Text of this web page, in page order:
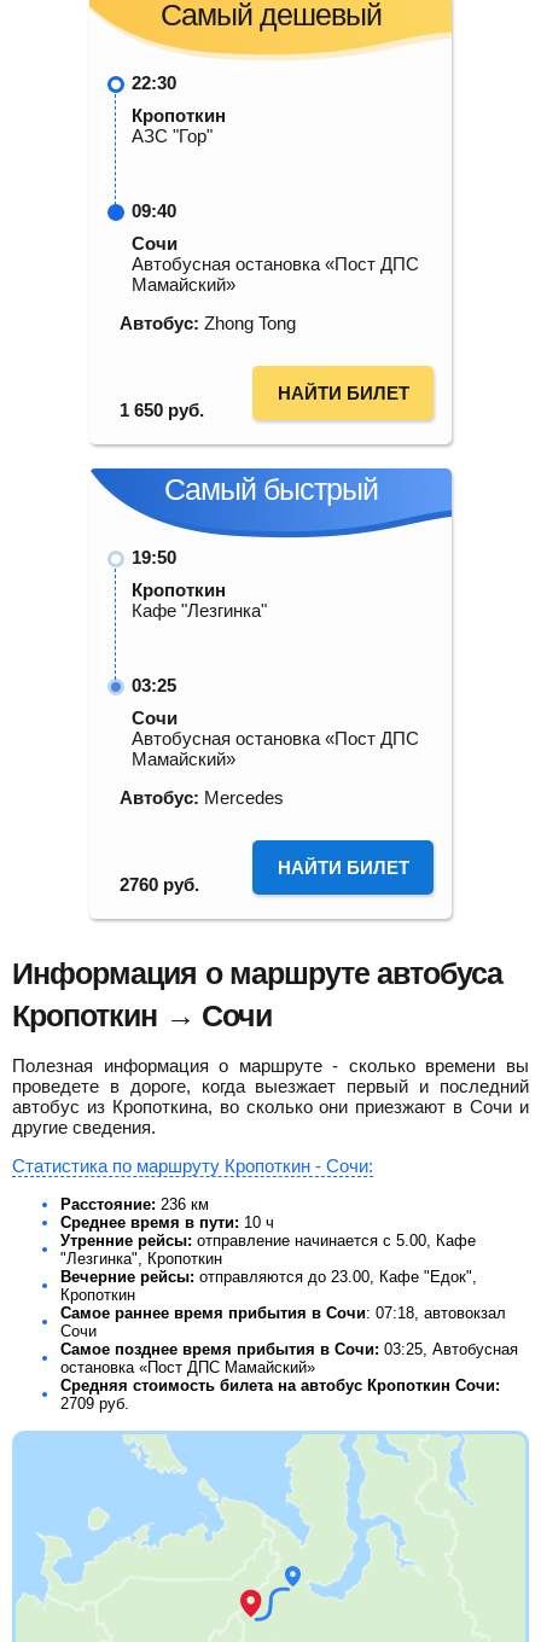
Самый дешевый
22:30
Кропоткин
АЗС "Гор"
09:40
Сочи
Автобусная остановка «Пост ДПС
Мамайский»
Автобус: Zhong Tong
1 650 руб.
НАЙТИ БИЛЕТ
Самый быстрый
19:50
Кропоткин
Кафе "Лезгинка"
03:25
Сочи
Автобусная остановка «Пост ДПС
Мамайский»
Автобус: Mercedes
2760 руб.
НАЙТИ БИЛЕТ
Информация о маршруте автобуса
Кропоткин → Сочи
Полезная информация о маршруте - сколько времени вы
проведете в дороге, когда выезжает первый и последний
автобус из Кропоткина, во сколько они приезжают в Сочи и
другие сведения.
Статистика по маршруту Кропоткин - Сочи:
Расстояние: 236 км
Среднее время в пути: 10 ч
Утренние рейсы: отправление начинается с 5.00, Кафе
"Лезгинка", Кропоткин
Вечерние рейсы: отправляются до 23.00, Кафе "Едок",
Кропоткин
Самое раннее время прибытия в Сочи: 07:18, автовокзал
Сочи
Самое позднее время прибытия в Сочи: 03:25, Автобусная
остановка «Пост ДПС Мамайский»
Средняя стоимость билета на автобус Кропоткин Сочи:
2709 руб.